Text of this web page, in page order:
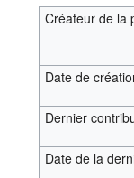
Créateur de la
Date de
Dernier
Date de la